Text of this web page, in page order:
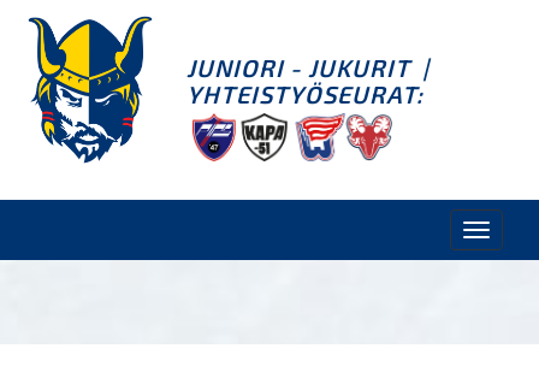
JUNIORI - JUKURIT |
YHTEISTYÖSEURAT:
Toggle